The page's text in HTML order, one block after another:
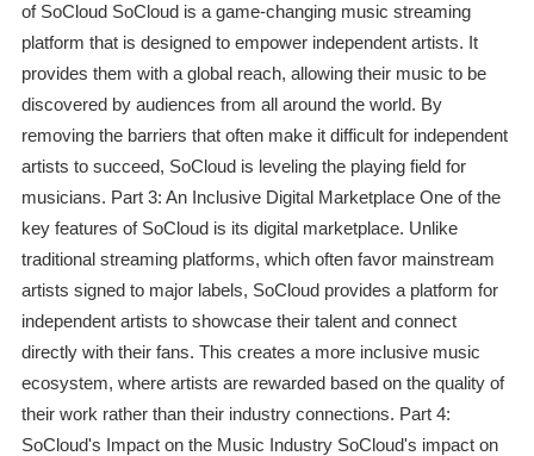
of SoCloud SoCloud is a game-changing music streaming
platform that is designed to empower independent artists. It
provides them with a global reach, allowing their music to be
discovered by audiences from all around the world. By
removing the barriers that often make it difficult for independent
artists to succeed, SoCloud is leveling the playing field for
musicians. Part 3: An Inclusive Digital Marketplace One of the
key features of SoCloud is its digital marketplace. Unlike
traditional streaming platforms, which often favor mainstream
artists signed to major labels, SoCloud provides a platform for
independent artists to showcase their talent and connect
directly with their fans. This creates a more inclusive music
ecosystem, where artists are rewarded based on the quality of
their work rather than their industry connections. Part 4:
SoCloud's Impact on the Music Industry SoCloud's impact on